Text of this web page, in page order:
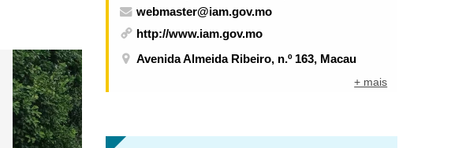
webmaster@iam.gov.mo
http://www.iam.gov.mo
Avenida Almeida Ribeiro, n.º 163, Macau
+ mais